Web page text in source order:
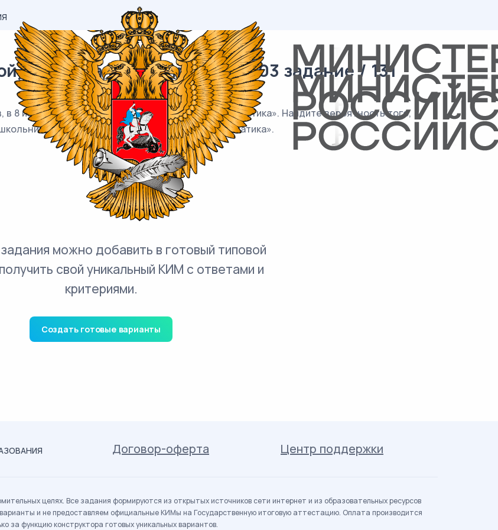
материал ЕГЭ / профиль / 03 задание / 131
8 из них встречается вопрос по теме «Электростатика». Найдите вероятность того,
достанется вопрос по теме «Электростатика».
можно добавить в готовый типовой
свой уникальный КИМ с ответами и
критериями.
Создать готовые варианты
Договор-оферта Центр поддержки
целях. Все задания формируются из открытых источников сети интернет и из образовательных ресурсов
и не предоставляем официальные КИМы на Государственную итоговую аттестацию. Оплата производится
за функцию конструктора готовых уникальных вариантов.